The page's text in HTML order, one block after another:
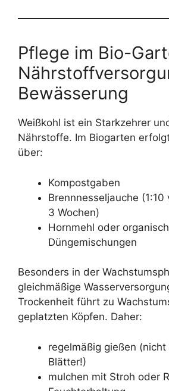
Pflege im Bio-
Bewässerung
Weißkohl ist ein Starkzehrer
Nährstoffe. Im Biogarten
über:
Kompostgaben
Brennnesseljauche
3 Wochen)
Hornmehl oder
Düngemischungen
Besonders in der
gleichmäßige
Trockenheit führt zu
geplatzten Köpfen. Daher:
regelmäßig gießen
Blätter!)
mulchen mit Stroh oder